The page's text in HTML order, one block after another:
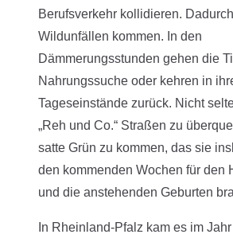
Berufsverkehr kollidieren.
Wildunfällen kommen. In den
Dämmerungsstunden gehen die
Nahrungssuche oder kehren in
Tageseinstände zurück. Nicht
„Reh und Co.“ Straßen zu
satte Grün zu kommen, das sie
den kommenden Wochen für den
und die anstehenden Geburten
In Rheinland-Pfalz kam es im